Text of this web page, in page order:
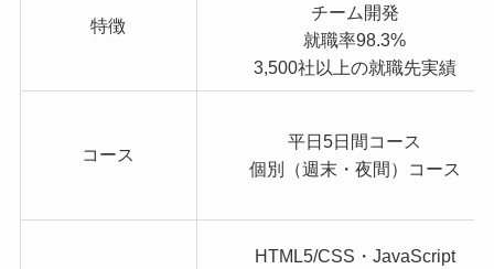
特徴
チーム開発
就職率98.3%
3,500社以上の就職先実績
コース
平日5日間コース
個別（週末・夜間）コース
HTML5/CSS・JavaScript